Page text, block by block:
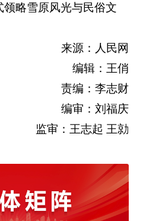
略雪原风光与民俗文
来源：人民网
编辑：王俏
责编：李志财
编审：刘福庆
监审：王志起 王勍